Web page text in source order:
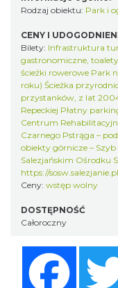
Rodzaj obiektu: Park i
CENY I
Bilety: Infrastruktura
gastronomiczne,
ścieżki rowerowe Park
roku) Ścieżka
przystanków, z lat
Repeckiej Płatny
Centrum
Czarnego Pstrąga –
obiekty górnicze –
Salezjańskim Ośrodku
https://sosw.salezjanie.pl
Ceny: wstęp wolny
DOSTĘPNOŚĆ
Całoroczny